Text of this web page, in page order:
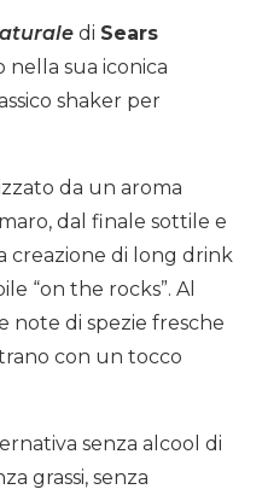
di Sears
nella sua iconica
shaker per
da un aroma
dal finale sottile e
creazione di long drink
“on the rocks”. Al
note di spezie fresche
con un tocco
senza alcool di
grassi, senza